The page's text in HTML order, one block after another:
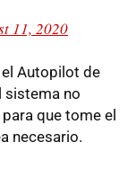
11, 2020
Autopilot de
sistema no
que tome el
necesario.